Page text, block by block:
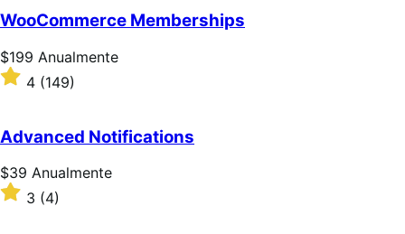
de
5
estrelas
WooCommerce Memberships
Preço:
$199
Anualmente
$199 Anualmente
Classificado
com
de
5
estrelas
4 (149)
Advanced Notifications
Preço:
$39
Anualmente
$39 Anualmente
Classificado
com
3 (4)